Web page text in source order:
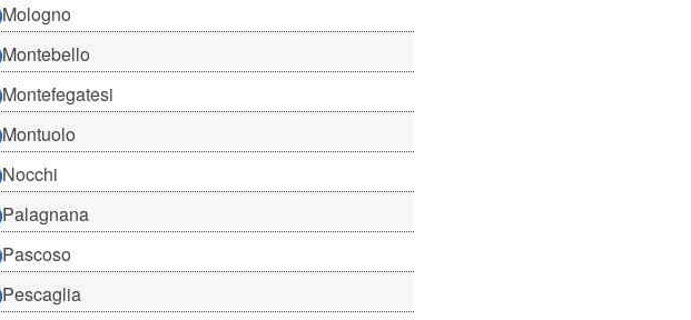
Mologno
Montebello
Montefegatesi
Montuolo
Nocchi
Palagnana
Pascoso
Pescaglia